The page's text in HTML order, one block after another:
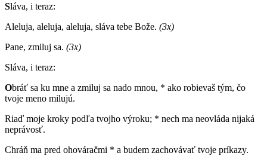
Sláva, i teraz:
Aleluja, aleluja, aleluja, sláva tebe Bože. (3x)
Pane, zmiluj sa. (3x)
Sláva, i teraz:
Obráť sa ku mne a zmiluj sa nado mnou, * ako robievaš tým, čo
tvoje meno milujú.
Riaď moje kroky podľa tvojho výroku; * nech ma neovláda nijaká
neprávosť.
Chráň ma pred ohováračmi * a budem zachovávať tvoje príkazy.